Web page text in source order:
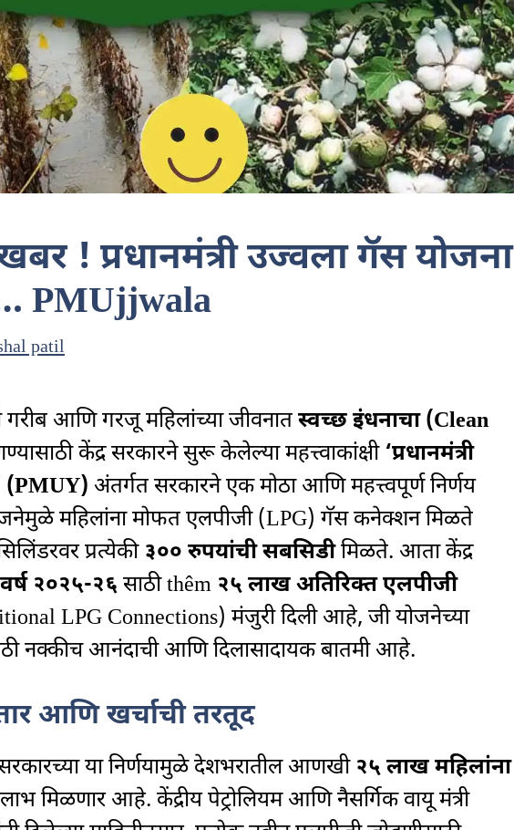
! प्रधानमंत्री उज्वला गॅस योजना
PMUjjwala
patil
गरीब आणि गरजू महिलांच्या जीवनातस्वच्छ इंधनाचा (Clean
केंद्र सरकारने सुरू केलेल्या महत्त्वाकांक्षी ‘प्रधानमंत्री
(PMUY) अंतर्गत सरकारने एक मोठा आणि महत्त्वपूर्ण निर्णय
महिलांना मोफत एलपीजी (LPG) गॅस कनेक्शन मिळते
प्रत्येकी ३०० रुपयांची सबसिडीमिळते. आता केंद्र
२०२५-२६साठी thêm २५ लाख अतिरिक्त एलपीजी
LPG Connections) मंजुरी दिली आहे, जी योजनेच्या
नक्कीच आनंदाची आणि दिलासादायक बातमी आहे.
आणि खर्चाची तरतूद
या निर्णयामुळे देशभरातील आणखी २५ लाख महिलांना
मिळणार आहे. केंद्रीय पेट्रोलियम आणि नैसर्गिक वायू मंत्री